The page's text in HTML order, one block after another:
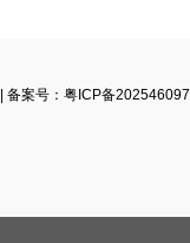
备案号：粤ICP备